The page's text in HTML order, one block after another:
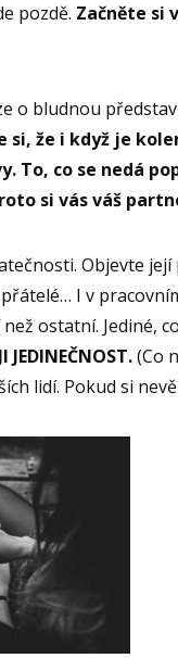
pozdě. Začněte si
o bludnou
si, že i když je
To, co se nedá
si vás váš
Objevte
I v
ostatní. Jediné,
JEDINEČNOST.(Co
lidí. Pokud si